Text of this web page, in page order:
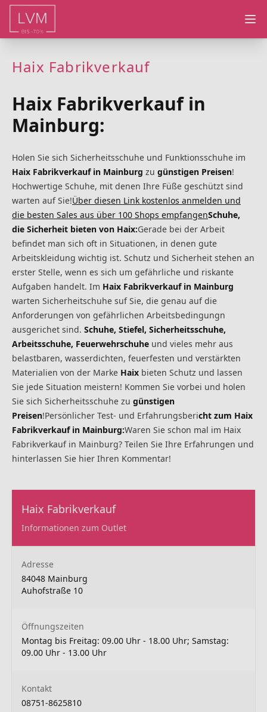
Haix Fabrikverkauf
Haix Fabrikverkauf in
Mainburg:
Holen Sie sich Sicherheitsschuhe und Funktionsschuhe im
Haix Fabrikverkauf in Mainburg zu günstigen Preisen!
Hochwertige Schuhe, mit denen Ihre Füße geschützt sind
warten auf Sie!Über diesen Link kostenlos anmelden und
die besten Sales aus über 100 Shops empfangenSchuhe,
die Sicherheit bieten von Haix:Gerade bei der Arbeit
befindet man sich oft in Situationen, in denen gute
Arbeitskleidung wichtig ist. Schutz und Sicherheit stehen an
erster Stelle, wenn es sich um gefährliche und riskante
Aufgaben handelt. Im Haix Fabrikverkauf in Mainburg
warten Sicherheitschuhe suf Sie, die genau auf die
Anforderungen von gefährlichen Arbeitsbedingungn
ausgerichet sind. Schuhe, Stiefel, Sicherheitsschuhe,
Arbeitsschuhe, Feuerwehrschuhe und vieles mehr aus
belastbaren, wasserdichten, feuerfesten und verstärkten
Materialien von der Marke Haix bieten Schutz und lassen
Sie jede Situation meistern! Kommen Sie vorbei und holen
Sie sich Sicherheitsschuhe zu günstigen
Preisen!Persönlicher Test- und Erfahrungsbericht zum Haix
Fabrikverkauf in Mainburg:Waren Sie schon mal im Haix
Fabrikverkauf in Mainburg? Teilen Sie Ihre Erfahrungen und
hinterlassen Sie hier Ihren Kommentar!
Haix Fabrikverkauf
Informationen zum Outlet
Adresse
84048 Mainburg
Auhofstraße 10
Öffnungszeiten
Montag bis Freitag: 09.00 Uhr - 18.00 Uhr; Samstag:
09.00 Uhr - 13.00 Uhr
Kontakt
08751-8625810